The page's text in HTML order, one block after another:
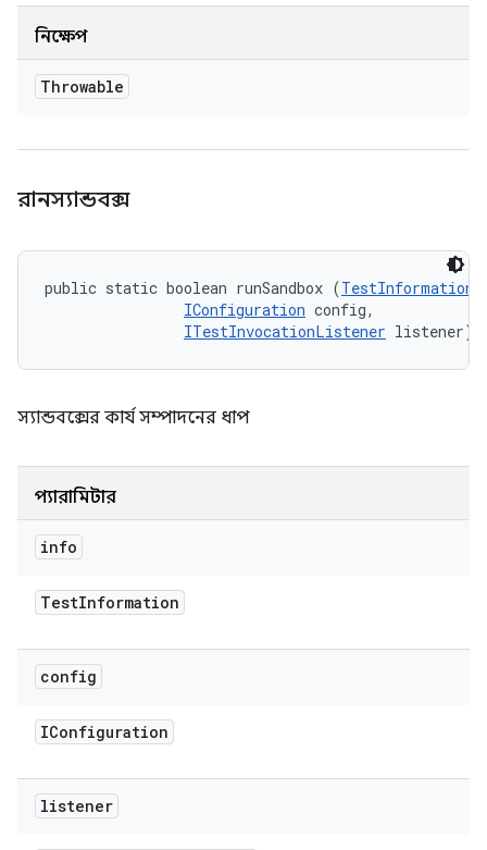
নিক্ষেপ
Throwable
রানস্যান্ডবক্স
public static boolean runSandbox (TestInformation
IConfiguration config,
ITestInvocationListener listener)
স্যান্ডবক্সের কার্য সম্পাদনের ধাপ
প্যারামিটার
info
TestInformation
config
IConfiguration
listener